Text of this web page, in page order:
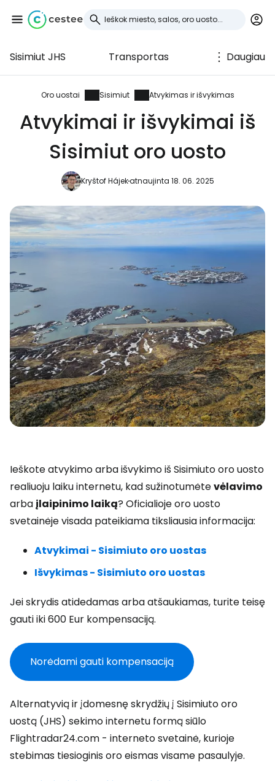
Sisimiut JHS Transportas Daugiau
Oro uostai Sisimiut Atvykimas ir išvykimas
Atvykimai ir išvykimai iš
Sisimiut oro uosto
Kryštof Hájekatnaujinta 18. 06. 2025
Ieškote atvykimo arba išvykimo iš Sisimiuto oro uosto
realiuoju laiku internetu, kad sužinotumėtevėlavimo
arbaįlaipinimo laiką? Oficialioje oro uosto
svetainėje visada pateikiama tiksliausia informacija:
Atvykimai - Sisimiuto oro uostas
Išvykimas - Sisimiuto oro uostas
Jei skrydis atidedamas arba atšaukiamas, turite teisę
gauti iki 600 Eur kompensaciją.
Norėdami gauti kompensaciją
Alternatyvią ir įdomesnę skrydžių į Sisimiuto oro
uostą (JHS) sekimo internetu formą siūlo
Flightradar24.com - interneto svetainė, kurioje
stebimas tiesioginis oro eismas visame pasaulyje.
Prisijunkite prie
Cestee
... pasaulinė kelionių bendruomenė
Tęsti su Facebook
Tęsti el. paštu